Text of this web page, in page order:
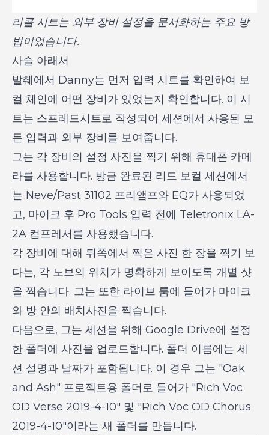
리콜 시트는 외부 장비 설정을 문서화하는 주요 방
법이었습니다.
사슬 아래서
발췌에서 Danny는 먼저 입력 시트를 확인하여 보
컬 체인에 어떤 장비가 있었는지 확인합니다. 이 시
트는 스프레드시트로 작성되어 세션에서 사용된 모
든 입력과 외부 장비를 보여줍니다.
그는 각 장비의 설정 사진을 찍기 위해 휴대폰 카메
라를 사용합니다. 방금 완료된 리드 보컬 세션에서
는 Neve/Past 31102 프리앰프와 EQ가 사용되었
고, 마이크 후 Pro Tools 입력 전에 Teletronix LA-
2A 컴프레서를 사용했습니다.
각 장비에 대해 뒤쪽에서 찍은 사진 한 장을 찍기 보
다는, 각 노브의 위치가 명확하게 보이도록 개별 샷
을 찍습니다. 그는 또한 라이브 룸에 들어가 마이크
와 방 안의 배치사진을 찍습니다.
다음으로, 그는 세션을 위해 Google Drive에 설정
한 폴더에 사진을 업로드합니다. 폴더 이름에는 세
션 설명과 날짜가 포함됩니다. 이 경우 그는 "Oak
and Ash" 프로젝트용 폴더로 들어가 "Rich Voc
OD Verse 2019-4-10" 및 "Rich Voc OD Chorus
2019-4-10"이라는 새 폴더를 만듭니다.